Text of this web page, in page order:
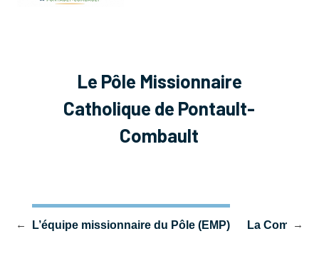
Le Pôle Missionnaire
Catholique de Pontault-
Combault
L’équipe missionnaire du Pôle (EMP) La